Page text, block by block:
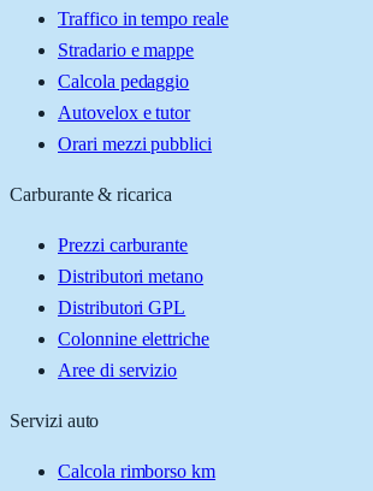
Traffico in tempo reale
Stradario e mappe
Calcola pedaggio
Autovelox e tutor
Orari mezzi pubblici
Carburante & ricarica
Prezzi carburante
Distributori metano
Distributori GPL
Colonnine elettriche
Aree di servizio
Servizi auto
Calcola rimborso km